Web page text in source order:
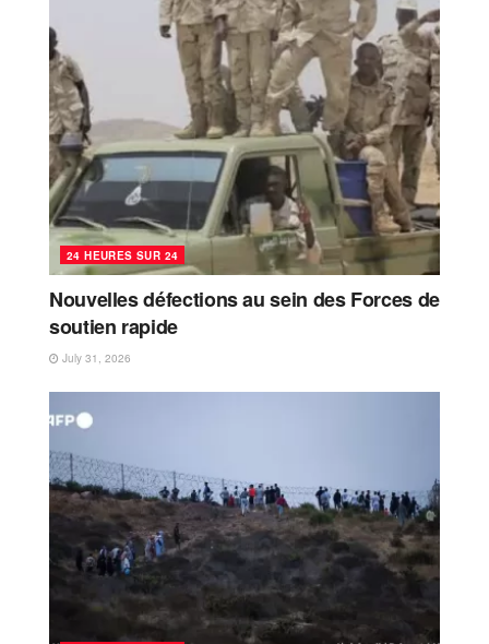
24 HEURES SUR 24
Nouvelles défections au sein des Forces de
soutien rapide
July 31, 2026